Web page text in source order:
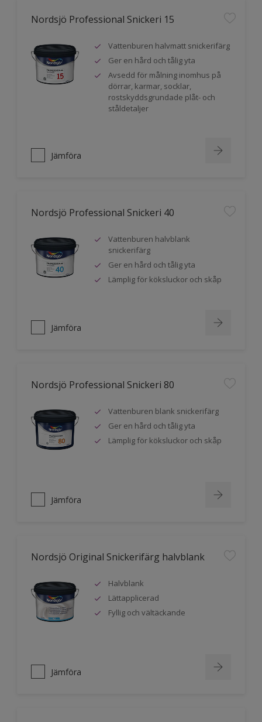
Nordsjö Professional Snickeri 15
Vattenburen halvmatt snickerifärg
Ger en hård och tålig yta
Avsedd för målning inomhus på
dörrar, karmar, socklar,
rostskyddsgrundade plåt- och
ståldetaljer
Jämföra
Nordsjö Professional Snickeri 40
Vattenburen halvblank
snickerifärg
Ger en hård och tålig yta
Lämplig för köksluckor och skåp
Jämföra
Nordsjö Professional Snickeri 80
Vattenburen blank snickerifärg
Ger en hård och tålig yta
Lämplig för köksluckor och skåp
Jämföra
Nordsjö Original Snickerifärg halvblank
Halvblank
Lättapplicerad
Fyllig och vältäckande
Jämföra